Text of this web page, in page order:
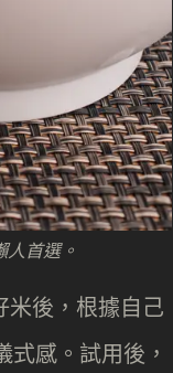
首選。
米後，根據自己
感。試用後，